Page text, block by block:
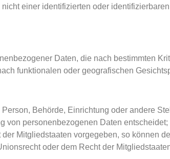
einer identifizierten oder
Daten, die nach bestimmten
funktionalen oder geografischen
Behörde, Einrichtung oder andere
von personenbezogenen Daten
Mitgliedstaaten vorgegeben, so können
oder dem Recht der